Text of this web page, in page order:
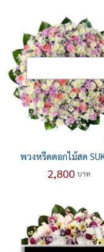
พวงหรีดดอกไม้สด
2,800 บาท